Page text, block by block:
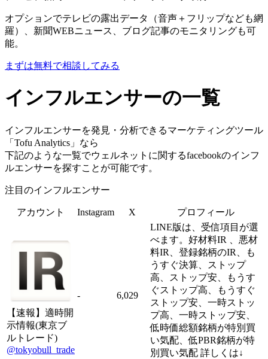
オプションでテレビの露出データ（音声＋フリップなども網
羅）、新聞WEBニュース、ブログ記事のモニタリングも可
能。
まずは無料で相談してみる
インフルエンサーの一覧
インフルエンサーを発見・分析できるマーケティングツール
「Tofu Analytics」なら
下記のような一覧でウェルネットに関するfacebookのインフ
ルエンサーを探すことが可能です。
注目のインフルエンサー
アカウント Instagram X プロフィール
【速報】適時開
示情報(東京ブ
ルトレード)
@tokyobull_trade
- 6,029
LINE版は、受信項目が選
べます。好材料IR 、悪材
料IR、登録銘柄のIR、も
うすぐ決算、ストップ
高、ストップ安、もうす
ぐストップ高、もうすぐ
ストップ安、一時ストッ
プ高、一時ストップ安、
低時価総額銘柄が特別買
い気配、低PBR銘柄が特
別買い気配 詳しくは↓